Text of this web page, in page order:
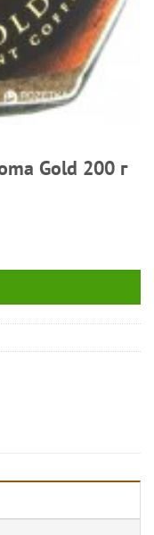
Gold 200 г